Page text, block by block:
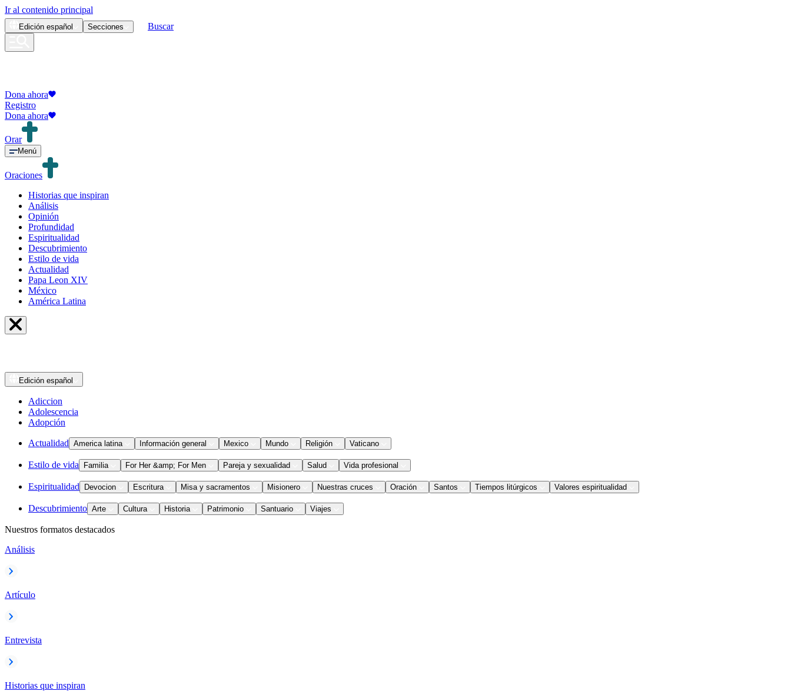
Ir al contenido principal
Edición español Secciones Buscar
Dona ahora
Registro
Dona ahora
Orar
Menú
Oraciones
Historias que inspiran
Análisis
Opinión
Profundidad
Espiritualidad
Descubrimiento
Estilo de vida
Actualidad
Papa Leon XIV
México
América Latina
Edición español
Adiccion
Adolescencia
Adopción
Actualidad America latina Información general Mexico Mundo Religión Vaticano
Estilo de vida Familia For Her &amp; For Men Pareja y sexualidad Salud Vida profesional
Espiritualidad Devocion Escritura Misa y sacramentos Misionero Nuestras cruces Oración Santos Tiempos litúrgicos Valores espiritualidad
Descubrimiento Arte Cultura Historia Patrimonio Santuario Viajes
Nuestros formatos destacados
Análisis
Artículo
Entrevista
Historias que inspiran